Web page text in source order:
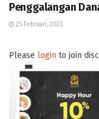
Penggalangan
25 Februari, 2023
Please login to join